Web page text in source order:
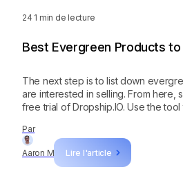
fournisseurs, des concurrents, la
24 1 min de lecture
Par
Aaron M Lire l'article
Best Evergreen Products
The next step is to list down
are interested in selling. From here,
free trial of Dropship.IO. Use the tool
find competitors in that niche. Spy
makes them successful! ‍